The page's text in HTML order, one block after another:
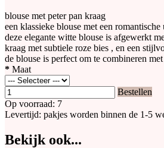
blouse met peter pan kraag
een klassieke blouse met een romantische
deze elegante witte blouse is afgewerkt
kraag met subtiele roze bies , en een
de blouse is perfect om te combineren
* Maat
Bestellen
Op voorraad: 7
Levertijd: pakjes worden binnen de 1-5
Bekijk ook...